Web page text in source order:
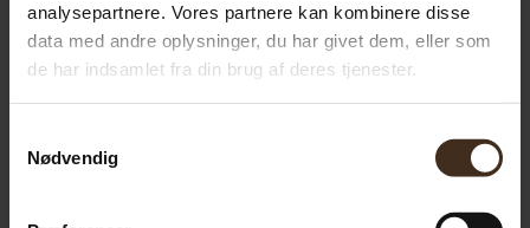
analysepartnere. Vores partnere kan kombinere disse
data med andre oplysninger, du har givet dem, eller som
de har indsamlet fra din brug af deres tjenester.
Nødvendig
Havens vinterfugle - efterår og vinter